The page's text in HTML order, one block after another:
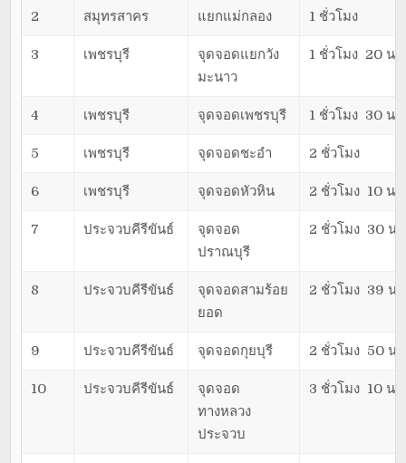
2 สมุทรสาคร แยกแม่กลอง 1 ชั่วโมง
3 เพชรบุรี
จุดจอดแยกวัง
มะนาว
1 ชั่วโมง 20 น
4 เพชรบุรี จุดจอดเพชรบุรี 1 ชั่วโมง 30 น
5 เพชรบุรี จุดจอดชะอำ 2 ชั่วโมง
6 เพชรบุรี จุดจอดหัวหิน 2 ชั่วโมง 10 น
7 ประจวบคีรีขันธ์
จุดจอด
ปราณบุรี
2 ชั่วโมง 30 น
8 ประจวบคีรีขันธ์
จุดจอดสามร้อย
ยอด
2 ชั่วโมง 39 น
9 ประจวบคีรีขันธ์ จุดจอดกุยบุรี 2 ชั่วโมง 50 น
10 ประจวบคีรีขันธ์
จุดจอด
ทางหลวง
ประจวบ
3 ชั่วโมง 10 น